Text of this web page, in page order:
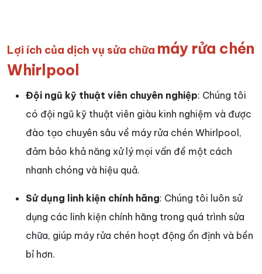
Lợi ích của dịch vụ sửa chữa máy rửa chén
Whirlpool
Đội ngũ kỹ thuật viên chuyên nghiệp: Chúng tôi
có đội ngũ kỹ thuật viên giàu kinh nghiệm và được
đào tạo chuyên sâu về máy rửa chén Whirlpool,
đảm bảo khả năng xử lý mọi vấn đề một cách
nhanh chóng và hiệu quả.
Sử dụng linh kiện chính hãng: Chúng tôi luôn sử
dụng các linh kiện chính hãng trong quá trình sửa
chữa, giúp máy rửa chén hoạt động ổn định và bền
bỉ hơn.